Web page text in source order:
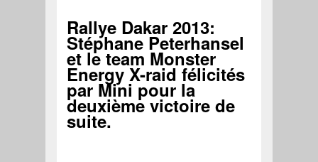
Rallye Dakar 2013:
Stéphane Peterhansel
et le team Monster
Energy X-raid félicités
par Mini pour la
deuxième victoire de
suite.